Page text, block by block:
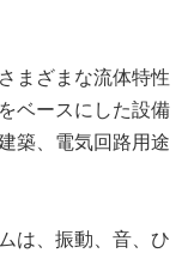
まざまな流体特性
ベースにした設備
築、電気回路用途
は、振動、音、ひ